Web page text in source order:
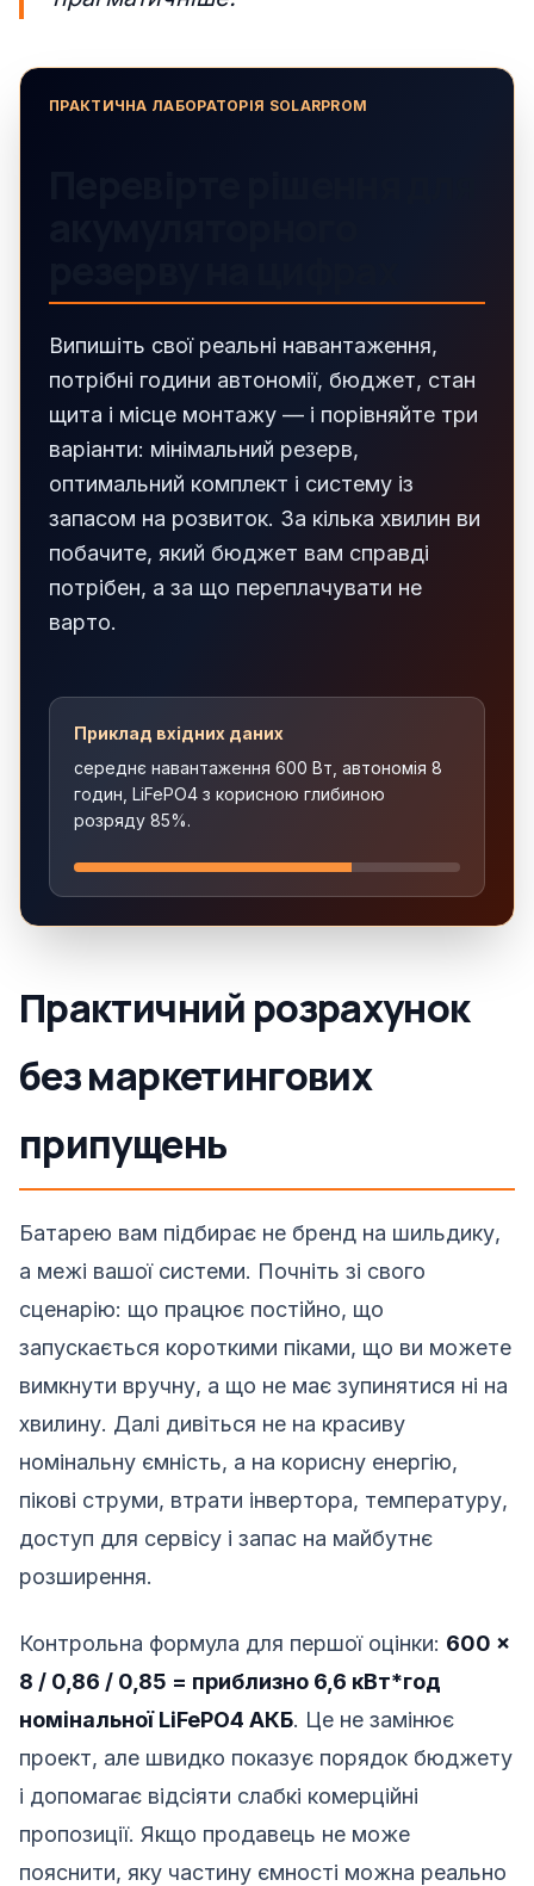
ПРАКТИЧНА ЛАБОРАТОРІЯ SOLARPROM
Випишіть свої реальні навантаження,
потрібні години автономії, бюджет, стан
щита і місце монтажу — і порівняйте три
варіанти: мінімальний резерв,
оптимальний комплект і систему із
запасом на розвиток. За кілька хвилин ви
побачите, який бюджет вам справді
потрібен, а за що переплачувати не
варто.
Приклад вхідних даних
середнє навантаження 600 Вт, автономія 8
годин, LiFePO4 з корисною глибиною
розряду 85%.
Практичний розрахунок
без маркетингових
припущень
Батарею вам підбирає не бренд на шильдику,
а межі вашої системи. Почніть зі свого
сценарію: що працює постійно, що
запускається короткими піками, що ви можете
вимкнути вручну, а що не має зупинятися ні на
хвилину. Далі дивіться не на красиву
номінальну ємність, а на корисну енергію,
пікові струми, втрати інвертора, температуру,
доступ для сервісу і запас на майбутнє
розширення.
Контрольна формула для першої оцінки: 600 ×
8 / 0,86 / 0,85 = приблизно 6,6 кВт*год
номінальної LiFePO4 АКБ. Це не замінює
проект, але швидко показує порядок бюджету
і допомагає відсіяти слабкі комерційні
пропозиції. Якщо продавець не може
пояснити, яку частину ємності можна реально